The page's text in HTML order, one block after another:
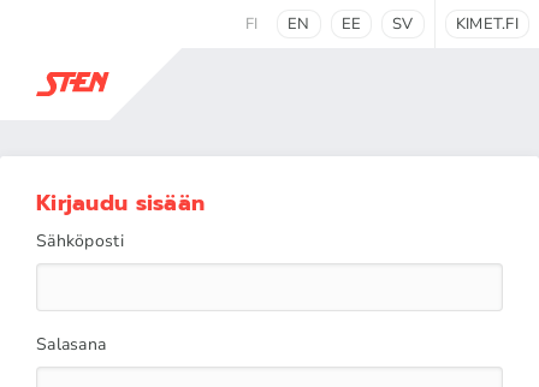
FI EN EE SV KIMET.FI
Kirjaudu sisään
Sähköposti
Salasana